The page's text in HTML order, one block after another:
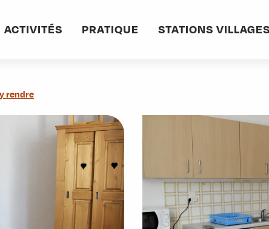
ACTIVITÉS PRATIQUE STATIONS VILLAGES
rendre